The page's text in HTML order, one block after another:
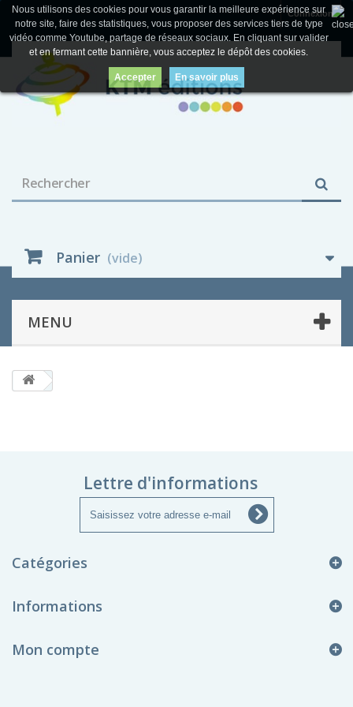
Connexion
Panier (vide)
MENU
Nous utilisons des cookies pour vous garantir la meilleure expérience sur
notre site, faire des statistiques, vous proposer des services tiers de type
vidéo comme Youtube, partage de réseaux sociaux. En cliquant sur valider
et en fermant cette bannière, vous acceptez le dépôt des cookies.
Accepter En savoir plus
Lettre d'informations
Catégories
Informations
Mon compte